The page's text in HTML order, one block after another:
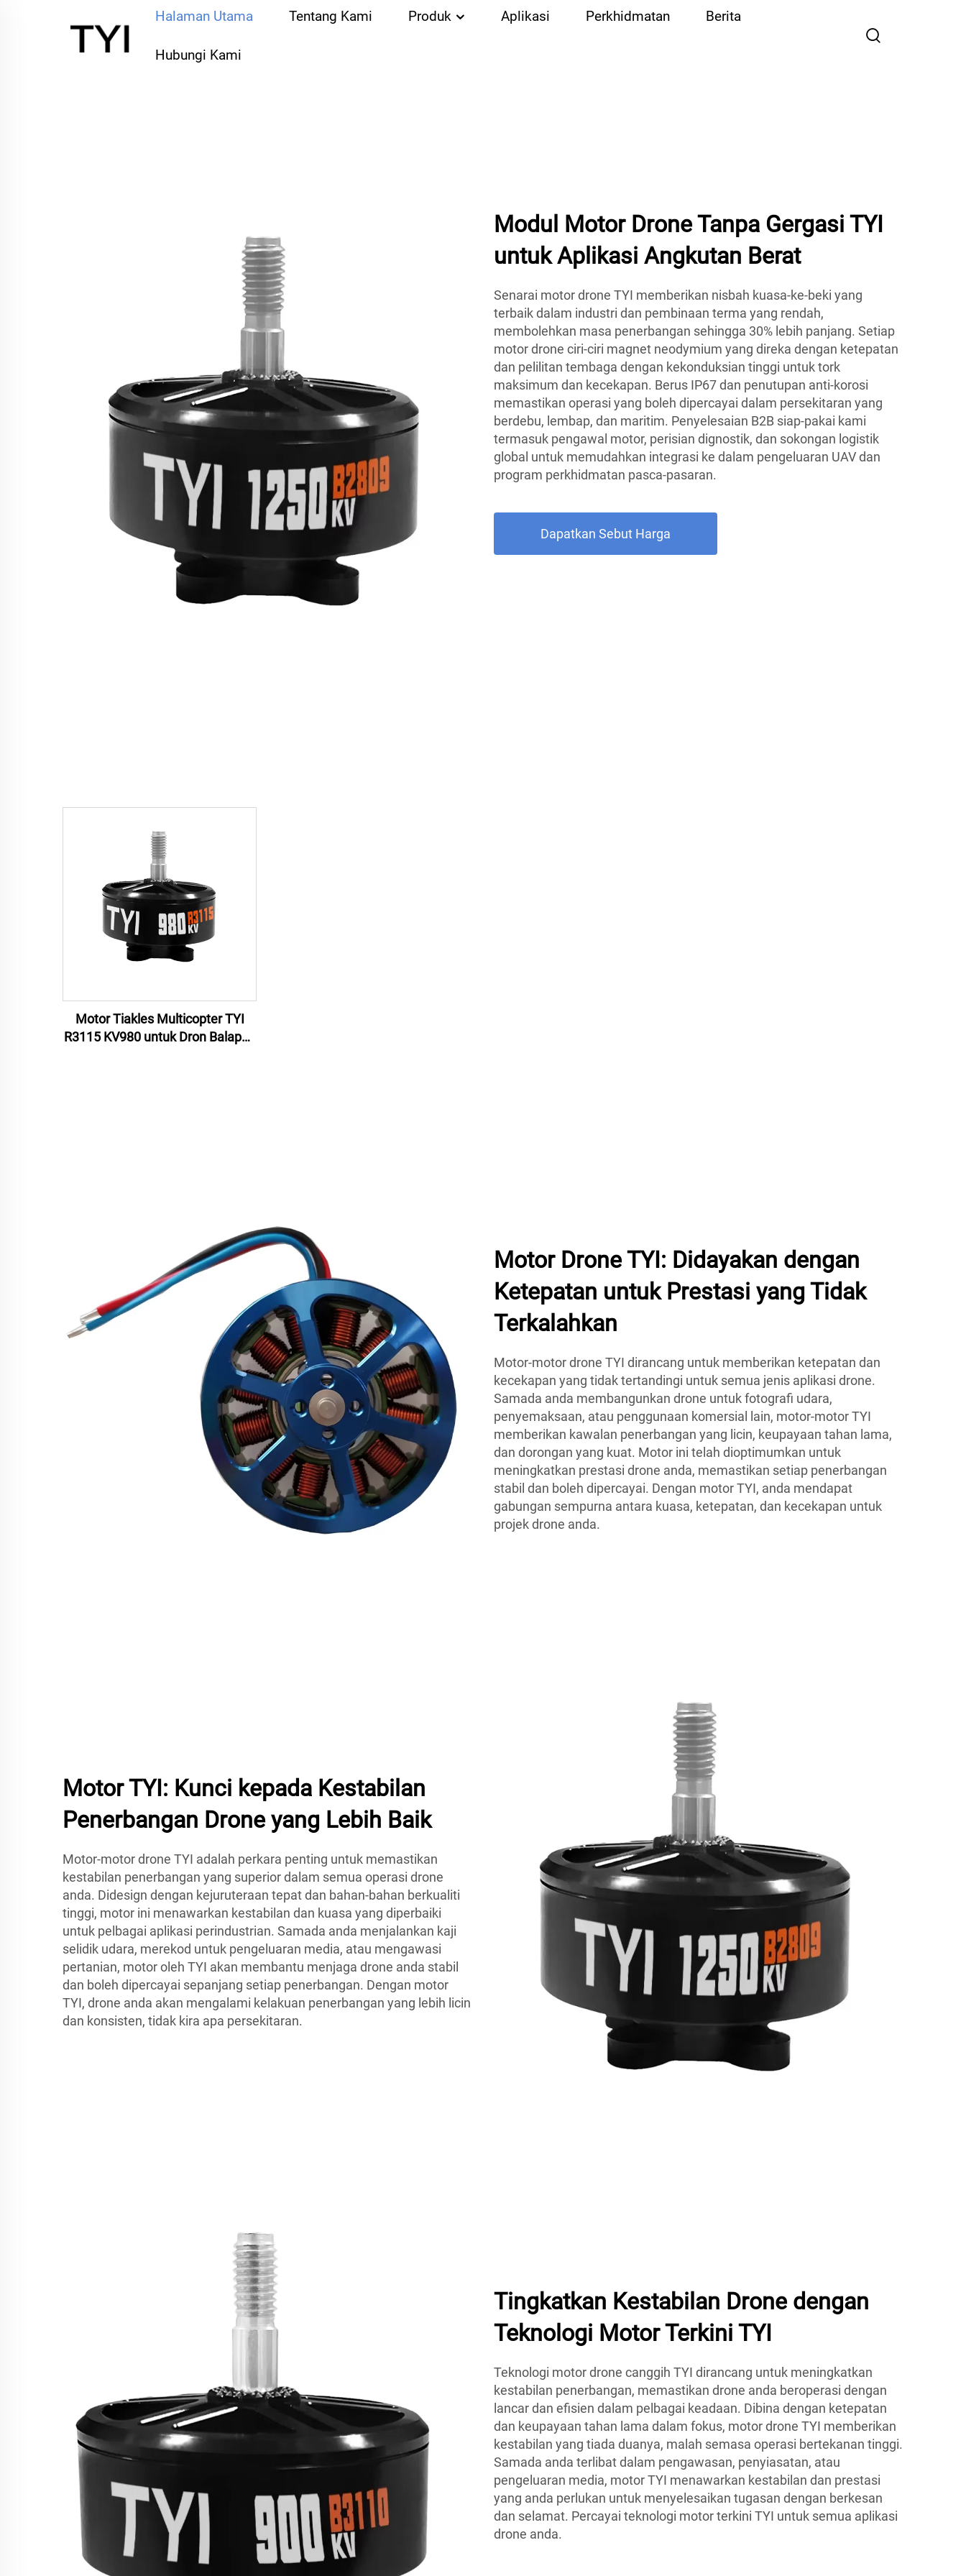
Halaman Utama Tentang Kami Produk Aplikasi Perkhidmatan Berita
Hubungi Kami
Modul Motor Drone Tanpa Gergasi TYI
untuk Aplikasi Angkutan Berat
Senarai motor drone TYI memberikan nisbah kuasa-ke-beki yang
terbaik dalam industri dan pembinaan terma yang rendah,
membolehkan masa penerbangan sehingga 30% lebih panjang. Setiap
motor drone ciri-ciri magnet neodymium yang direka dengan ketepatan
dan pelilitan tembaga dengan kekonduksian tinggi untuk tork
maksimum dan kecekapan. Berus IP67 dan penutupan anti-korosi
memastikan operasi yang boleh dipercayai dalam persekitaran yang
berdebu, lembap, dan maritim. Penyelesaian B2B siap-pakai kami
termasuk pengawal motor, perisian dignostik, dan sokongan logistik
global untuk memudahkan integrasi ke dalam pengeluaran UAV dan
program perkhidmatan pasca-pasaran.
Dapatkan Sebut Harga
Motor Tiakles Multicopter TYI
R3115 KV980 untuk Dron Balapan
Motor Drone TYI: Didayakan dengan
Ketepatan untuk Prestasi yang Tidak
Terkalahkan
Motor-motor drone TYI dirancang untuk memberikan ketepatan dan
kecekapan yang tidak tertandingi untuk semua jenis aplikasi drone.
Samada anda membangunkan drone untuk fotografi udara,
penyemaksaan, atau penggunaan komersial lain, motor-motor TYI
memberikan kawalan penerbangan yang licin, keupayaan tahan lama,
dan dorongan yang kuat. Motor ini telah dioptimumkan untuk
meningkatkan prestasi drone anda, memastikan setiap penerbangan
stabil dan boleh dipercayai. Dengan motor TYI, anda mendapat
gabungan sempurna antara kuasa, ketepatan, dan kecekapan untuk
projek drone anda.
Motor TYI: Kunci kepada Kestabilan
Penerbangan Drone yang Lebih Baik
Motor-motor drone TYI adalah perkara penting untuk memastikan
kestabilan penerbangan yang superior dalam semua operasi drone
anda. Didesign dengan kejuruteraan tepat dan bahan-bahan berkualiti
tinggi, motor ini menawarkan kestabilan dan kuasa yang diperbaiki
untuk pelbagai aplikasi perindustrian. Samada anda menjalankan kaji
selidik udara, merekod untuk pengeluaran media, atau mengawasi
pertanian, motor oleh TYI akan membantu menjaga drone anda stabil
dan boleh dipercayai sepanjang setiap penerbangan. Dengan motor
TYI, drone anda akan mengalami kelakuan penerbangan yang lebih licin
dan konsisten, tidak kira apa persekitaran.
Tingkatkan Kestabilan Drone dengan
Teknologi Motor Terkini TYI
Teknologi motor drone canggih TYI dirancang untuk meningkatkan
kestabilan penerbangan, memastikan drone anda beroperasi dengan
lancar dan efisien dalam pelbagai keadaan. Dibina dengan ketepatan
dan keupayaan tahan lama dalam fokus, motor drone TYI memberikan
kestabilan yang tiada duanya, malah semasa operasi bertekanan tinggi.
Samada anda terlibat dalam pengawasan, penyiasatan, atau
pengeluaran media, motor TYI menawarkan kestabilan dan prestasi
yang anda perlukan untuk menyelesaikan tugasan dengan berkesan
dan selamat. Percayai teknologi motor terkini TYI untuk semua aplikasi
drone anda.